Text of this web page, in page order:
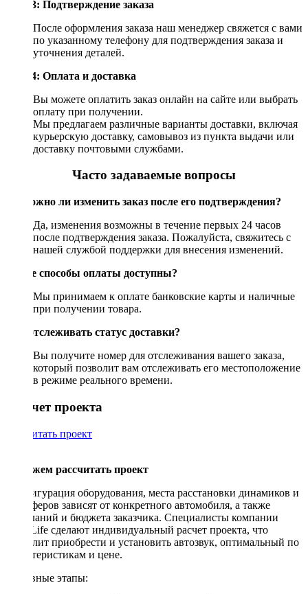
Шаг 3: Подтверждение заказа
После оформления заказа наш менеджер свяжется с вами
по указанному телефону для подтверждения заказа и
уточнения деталей.
Шаг 4: Оплата и доставка
Вы можете оплатить заказ онлайн на сайте или выбрать
оплату при получении.
Мы предлагаем различные варианты доставки, включая
курьерскую доставку, самовывоз из пункта выдачи или
доставку почтовыми службами.
Часто задаваемые вопросы
Возможно ли изменить заказ после его подтверждения?
Да, изменения возможны в течение первых 24 часов
после подтверждения заказа. Пожалуйста, свяжитесь с
нашей службой поддержки для внесения изменений.
Какие способы оплаты доступны?
Мы принимаем к оплате банковские карты и наличные
при получении товара.
Как отслеживать статус доставки?
Вы получите номер для отслеживания вашего заказа,
который позволит вам отслеживать его местоположение
в режиме реального времени.
Рассчет проекта
Рассчитать проект
Поможем рассчитать проект
Конфигурация оборудования, места расстановки динамиков и
сабвуферов зависят от конкретного автомобиля, а также
пожеланий и бюджета заказчика. Специалисты компании
DriveLife сделают индивидуальный расчет проекта, что
позволит приобрести и установить автозвук, оптимальный по
характеристикам и цене.
Основные этапы: